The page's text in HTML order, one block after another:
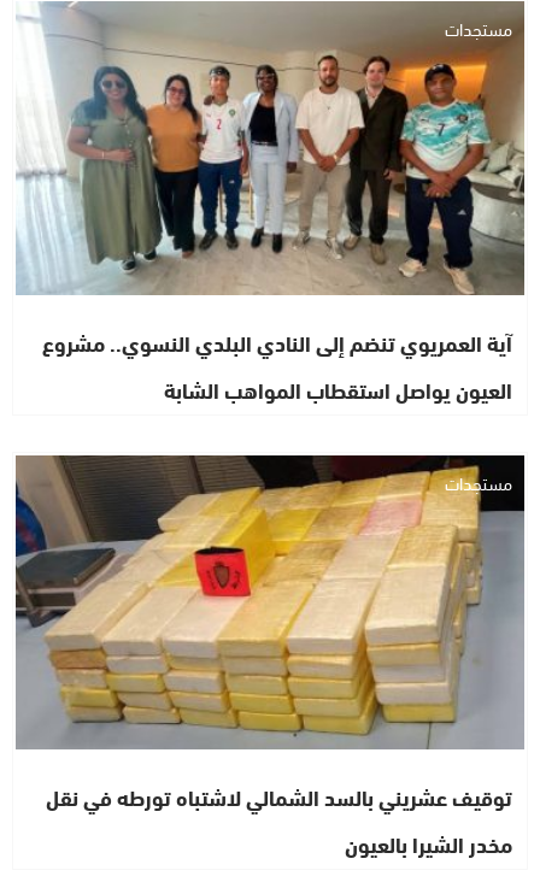
مستجدات
آية العمريوي تنضم إلى النادي البلدي النسوي.. مشروع
العيون يواصل استقطاب المواهب الشابة
مستجدات
توقيف عشريني بالسد الشمالي لاشتباه تورطه في نقل
مخدر الشيرا بالعيون